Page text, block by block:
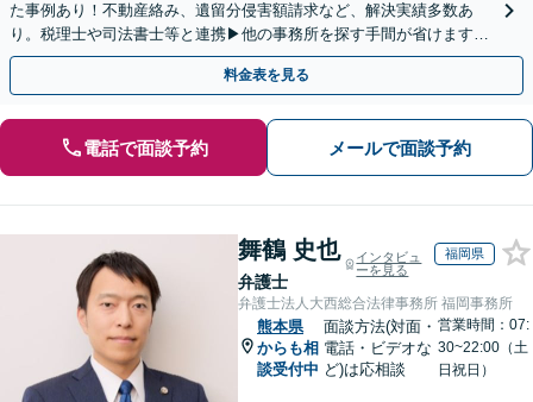
た事例あり！不動産絡み、遺留分侵害額請求など、解決実績多数あ
り。税理士や司法書士等と連携▶他の事務所を探す手間が省けます！
不動産会社と連携し無料査定&財産調査も◎
料金表を見る
電話で面談予約 メールで面談予約
舞鶴 史也
弁護士
インタビュ
ーを見る
福岡県
弁護士法人大西総合法律事務所 福岡事務所
熊本県
からも相
談受付中
面談方法(対面・
電話・ビデオな
ど)は応相談
営業時間：07:
30~22:00（土
日祝日）